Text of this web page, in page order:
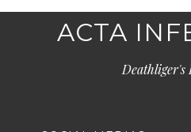
ACTA
Deathliger's